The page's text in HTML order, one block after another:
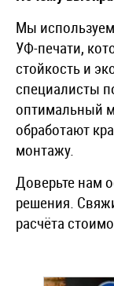
Мы
УФ-печати,
стойкость и
специалисты
оптимальный
обработают
монтажу.
Доверьте нам
решения.
расчёта